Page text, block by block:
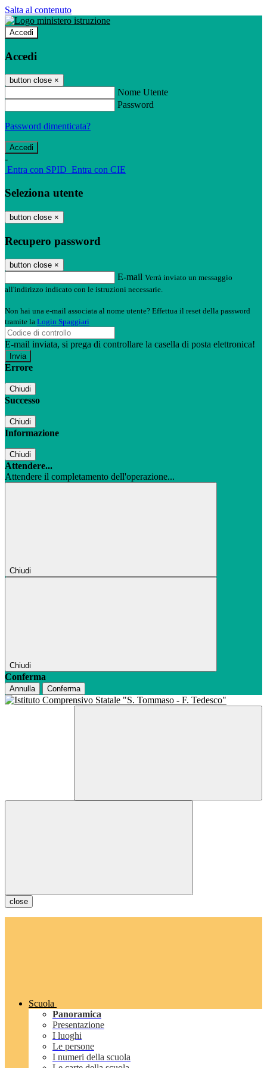
Salta al contenuto
Accedi
Accedi
button close ×
Nome Utente
Password
Password dimenticata?
-
Entra con SPID Entra con CIE
Seleziona utente
button close ×
Recupero password
button close ×
E-mail Verrà inviato un messaggio
all'indirizzo indicato con le istruzioni necessarie.
Non hai una e-mail associata al nome utente? Effettua il reset della password
tramite la Login Spaggiari
E-mail inviata, si prega di controllare la casella di posta elettronica!
Errore
Chiudi
Successo
Chiudi
Informazione
Chiudi
Attendere...
Attendere il completamento dell'operazione...
Chiudi
Chiudi
Conferma
Annulla Conferma
close
Scuola
Panoramica
Presentazione
I luoghi
Le persone
I numeri della scuola